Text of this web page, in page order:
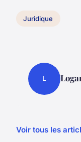
Juridique
L
Voir tous les